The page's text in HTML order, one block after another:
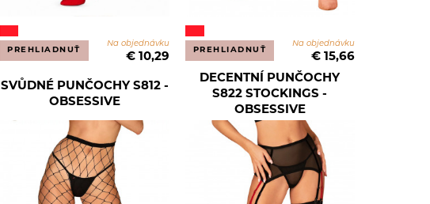
PREHLIADNUŤ
Na objednávku
€ 10,29
PREHLIADNUŤ
Na objednávku
€ 15,66
SVŮDNÉ PUNČOCHY S812 -
OBSESSIVE
DECENTNÍ PUNČOCHY
S822 STOCKINGS -
OBSESSIVE